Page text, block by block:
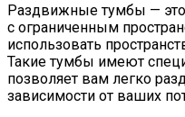
Раздвижные тумбы —
с ограниченным
использовать
Такие тумбы имеют
позволяет вам легко
зависимости от ваших